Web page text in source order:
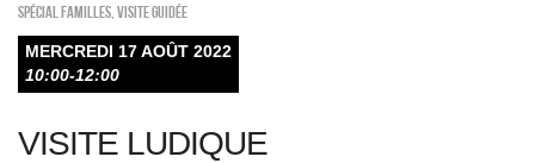
Spécial familles Visite guidée
MERCREDI 17 AOÛT 2022
10:00-12:00
VISITE LUDIQUE